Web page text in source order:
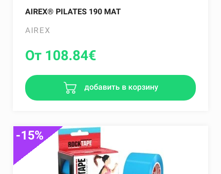
AIREX® PILATES 190 MAT
AIREX
От 108.84€
добавить в корзину
-15%